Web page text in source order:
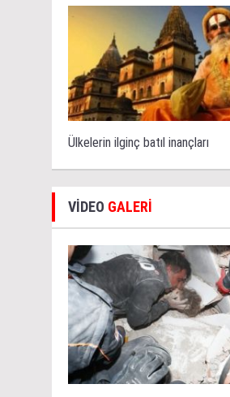
Ülkelerin ilginç batıl inançları
VİDEO GALERİ